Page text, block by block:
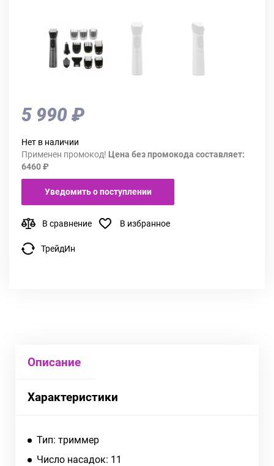
5 990 ₽
Нет в наличии
Применен промокод! Цена без промокода составляет:
6460 ₽
Уведомить о поступлении
В сравнение В избранное
ТрейдИн
Описание
Характеристики
Тип: триммер
Число насадок: 11